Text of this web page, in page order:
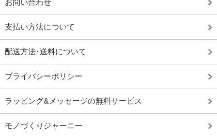
お問い合わせ
支払い方法について
配送方法･送料について
プライバシーポリシー
ラッピング&メッセージの無料サービス
モノづくりジャーニー